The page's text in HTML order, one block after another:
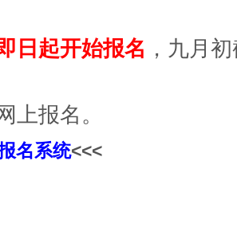
日起开始报名 ，九月
：网上报
名系统<<<